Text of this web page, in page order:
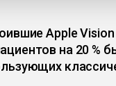
Apple
на 20 %